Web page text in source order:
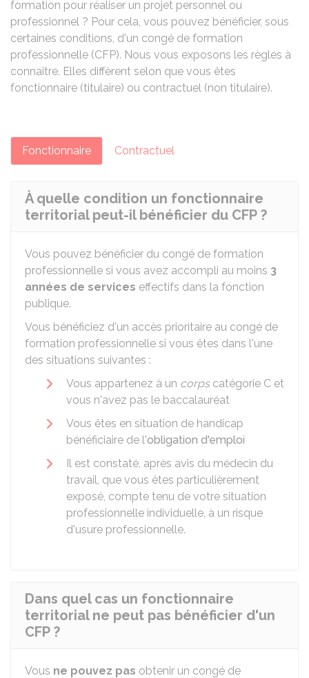
formation pour réaliser un projet personnel ou
professionnel ? Pour cela, vous pouvez bénéficier, sous
certaines conditions, d'un congé de formation
professionnelle (CFP). Nous vous exposons les règles à
connaître. Elles diffèrent selon que vous êtes
fonctionnaire (titulaire) ou contractuel (non titulaire).
Fonctionnaire Contractuel
À quelle condition un fonctionnaire
territorial peut-il bénéficier du CFP ?
Vous pouvez bénéficier du congé de formation
professionnelle si vous avez accompli au moins 3
années de services effectifs dans la fonction
publique.
Vous bénéficiez d'un accès prioritaire au congé de
formation professionnelle si vous êtes dans l'une
des situations suivantes :
Vous appartenez à un corpscatégorie C et
vous n'avez pas le baccalauréat
Vous êtes en situation de handicap
bénéficiaire de l'obligation d'emploi
Il est constaté, après avis du médecin du
travail, que vous êtes particulièrement
exposé, compte tenu de votre situation
professionnelle individuelle, à un risque
d'usure professionnelle.
Dans quel cas un fonctionnaire
territorial ne peut pas bénéficier d'un
CFP ?
Vous ne pouvez pas obtenir un congé de